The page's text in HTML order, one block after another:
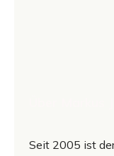
Seit 2005 ist